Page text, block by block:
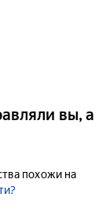
вы, а
похожи на